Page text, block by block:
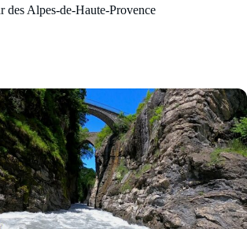
des Alpes-de-Haute-Provence